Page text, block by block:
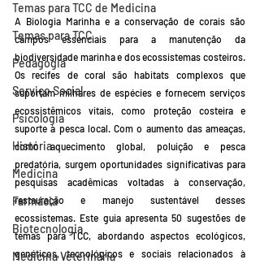
Temas para TCC de Medicina
Temas para TCC
Pedagogia
Serviço Social
Psicologia
História
Medicina
Farmácia
Biotecnologia
Medicina Veterinária
A Biologia Marinha e a conservação de corais são
campos essenciais para a manutenção da
biodiversidade marinha e dos ecossistemas costeiros.
Os recifes de coral são habitats complexos que
suportam milhares de espécies e fornecem serviços
ecossistêmicos vitais, como proteção costeira e
suporte à pesca local. Com o aumento das ameaças,
como aquecimento global, poluição e pesca
predatória, surgem oportunidades significativas para
pesquisas acadêmicas voltadas à conservação,
restauração e manejo sustentável desses
ecossistemas. Este guia apresenta 50 sugestões de
temas para TCC, abordando aspectos ecológicos,
genéticos, tecnológicos e sociais relacionados à